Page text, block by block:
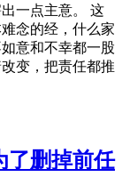
一点主意。 这
念的经，什么家
意和不幸都一股
变，把责任都推
了删掉前任